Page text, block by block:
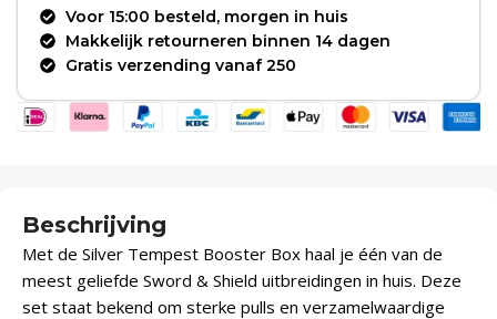
Voor 15:00 besteld, morgen in huis
Makkelijk retourneren binnen 14 dagen
Gratis verzending vanaf 250
Beschrijving
Met de Silver Tempest Booster Box haal je één van de
meest geliefde Sword & Shield uitbreidingen in huis. Deze
set staat bekend om sterke pulls en verzamelwaardige